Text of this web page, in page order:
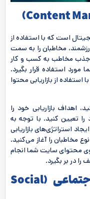
Content
)
است که با استفاده از
مخاطبان را به سمت
جذب مخاطب به کسب و کار
استفاده قرار بگیرد.
از بازاریابی محتوا
اهداف بازاریابی خود را
تعیین کنید. با توجه به
استراتژی‌های بازاریابی
مخاطبان را آغاز می‌کنید.
محتوای سایت شما انجام
در بر بگیرد.
Social